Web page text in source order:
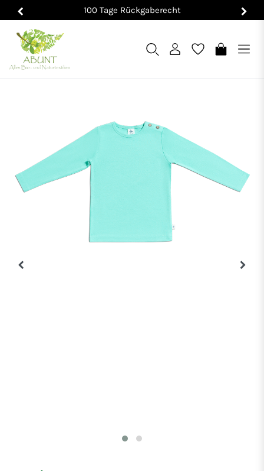
100 Tage Rückgaberecht